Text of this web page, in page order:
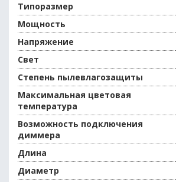
Типоразмер
Мощность
Напряжение
Свет
Степень пылевлагозащиты
Максимальная цветовая
температура
Возможность подключения
диммера
Длина
Диаметр